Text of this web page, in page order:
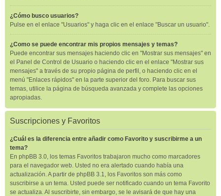
¿Cómo busco usuarios?
Pulse en el enlace "Usuarios" y haga clic en el enlace "Buscar un usuario".
¿Como se puede encontrar mis propios mensajes y temas?
Puede encontrar sus mensajes haciendo clic en "Mostrar sus mensajes" en
el Panel de Control de Usuario o haciendo clic en el enlace "Mostrar sus
mensajes" a través de su propio página de perfil, o haciendo clic en el
menú "Enlaces rápidos" en la parte superior del foro. Para buscar sus
temas, utilice la página de búsqueda avanzada y complete las opciones
apropiadas.
Suscripciones y Favoritos
¿Cuál es la diferencia entre añadir como Favorito y suscribirme a un
tema?
En phpBB 3.0, los temas Favoritos trabajaron mucho como marcadores
para el navegador web. Usted no era alertado cuando había una
actualización. A partir de phpBB 3.1, los Favoritos son más como
suscribirse a un tema. Usted puede ser notificado cuando un tema Favorito
se actualiza. Al suscribirte, sin embargo, se le avisará de que hay una